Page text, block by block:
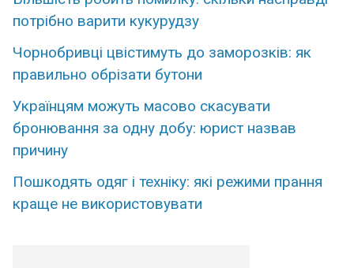
потрібно варити кукурудзу
Чорнобривці цвістимуть до заморозків: як
правильно обрізати бутони
Українцям можуть масово скасувати
бронювання за одну добу: юрист назвав
причину
Пошкодять одяг і техніку: які режими прання
краще не використовувати